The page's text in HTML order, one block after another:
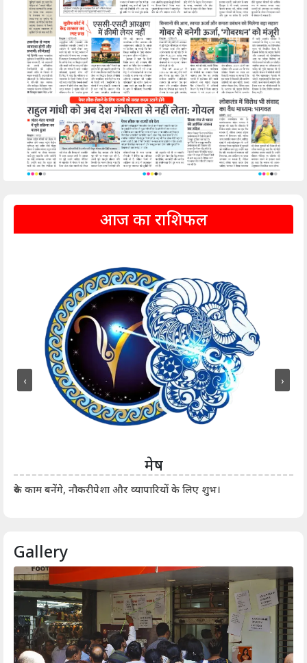
आज का राशिफल
मेष
रुके काम बनेंगे, नौकरीपेशा और व्यापारियों के लिए शुभ।
‹ ›
Gallery